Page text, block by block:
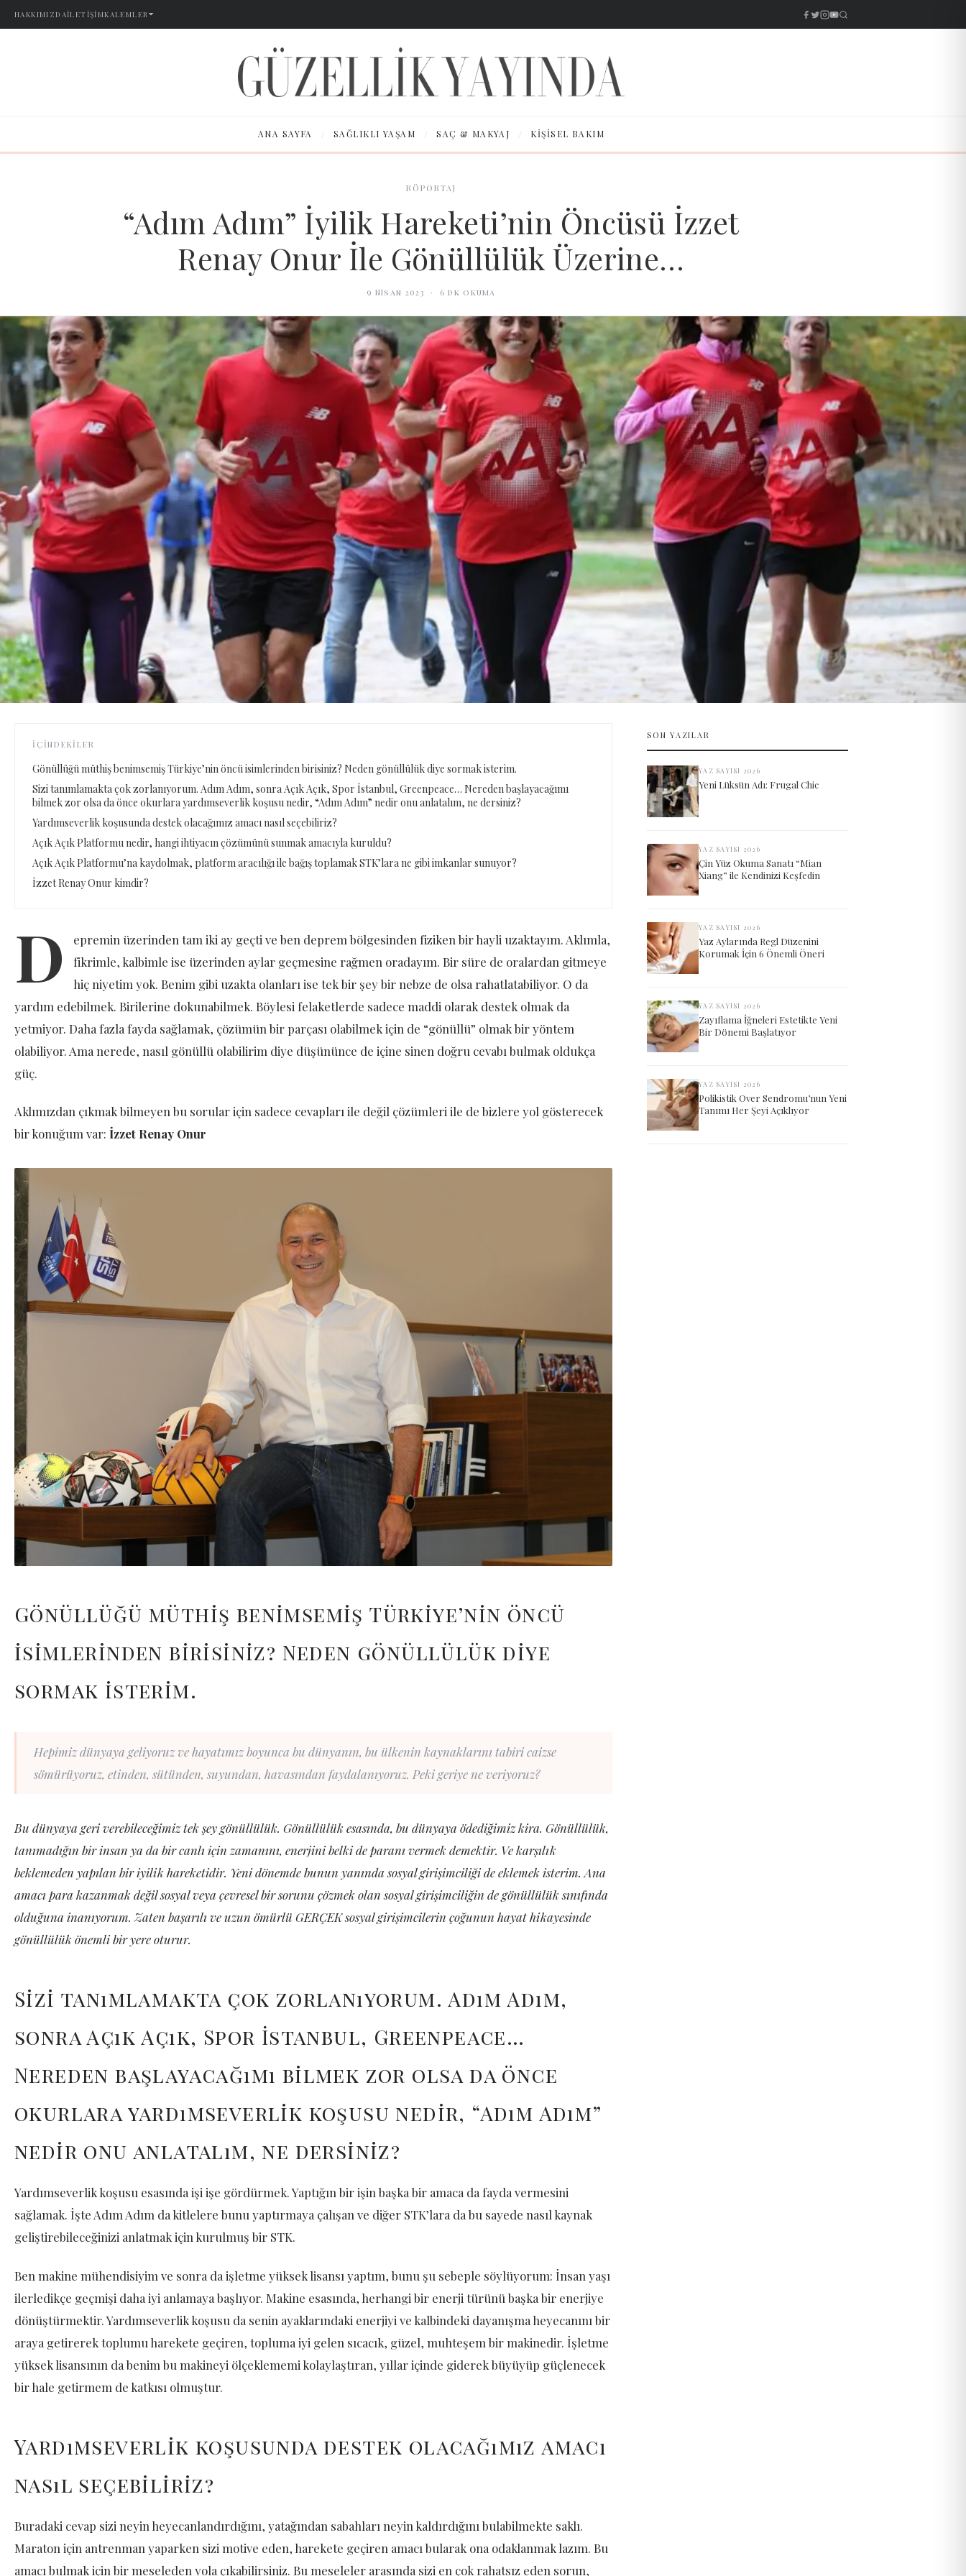
HAKKIMIZDAİLETIŞIMKALEMLER
ANA SAYFA / SAĞLIKLI YAŞAM / SAÇ & MAKYAJ / KIŞISEL BAKIM
RÖPORTAJ
“Adım Adım” İyilik Hareketi’nin Öncüsü İzzet
Renay Onur İle Gönüllülük Üzerine…
9 Nisan 2023 · 6 dk okuma
İÇINDEKILER
Gönüllüğü müthiş benimsemiş Türkiye’nin öncü isimlerinden birisiniz? Neden gönüllülük diye sormak isterim.
Sizi tanımlamakta çok zorlanıyorum. Adım Adım, sonra Açık Açık, Spor İstanbul, Greenpeace… Nereden başlayacağımı
bilmek zor olsa da önce okurlara yardımseverlik koşusu nedir, “Adım Adım” nedir onu anlatalım, ne dersiniz?
Yardımseverlik koşusunda destek olacağımız amacı nasıl seçebiliriz?
Açık Açık Platformu nedir, hangi ihtiyacın çözümünü sunmak amacıyla kuruldu?
Açık Açık Platformu’na kaydolmak, platform aracılığı ile bağış toplamak STK’lara ne gibi imkanlar sunuyor?
İzzet Renay Onur kimdir?
D
epremin üzerinden tam iki ay geçti ve ben deprem bölgesinden fiziken bir hayli uzaktayım. Aklımla,
fikrimle, kalbimle ise üzerinden aylar geçmesine rağmen oradayım. Bir süre de oralardan gitmeye
hiç niyetim yok. Benim gibi uzakta olanları ise tek bir şey bir nebze de olsa rahatlatabiliyor. O da
yardım edebilmek. Birilerine dokunabilmek. Böylesi felaketlerde sadece maddi olarak destek olmak da
yetmiyor. Daha fazla fayda sağlamak, çözümün bir parçası olabilmek için de “gönüllü” olmak bir yöntem
olabiliyor. Ama nerede, nasıl gönüllü olabilirim diye düşününce de içine sinen doğru cevabı bulmak oldukça
güç.
Aklımızdan çıkmak bilmeyen bu sorular için sadece cevapları ile değil çözümleri ile de bizlere yol gösterecek
bir konuğum var: İzzet Renay Onur
Gönüllüğü müthiş benimsemiş Türkiye’nin öncü
isimlerinden birisiniz? Neden gönüllülük diye
sormak isterim.
Hepimiz dünyaya geliyoruz ve hayatımız boyunca bu dünyanın, bu ülkenin kaynaklarını tabiri caizse
sömürüyoruz, etinden, sütünden, suyundan, havasından faydalanıyoruz. Peki geriye ne veriyoruz?
Bu dünyaya geri verebileceğimiz tek şey gönüllülük. Gönüllülük esasında, bu dünyaya ödediğimiz kira. Gönüllülük,
tanımadığın bir insan ya da bir canlı için zamanını, enerjini belki de paranı vermek demektir. Ve karşılık
beklemeden yapılan bir iyilik hareketidir. Yeni dönemde bunun yanında sosyal girişimciliği de eklemek isterim. Ana
amacı para kazanmak değil sosyal veya çevresel bir sorunu çözmek olan sosyal girişimciliğin de gönüllülük sınıfında
olduğuna inanıyorum. Zaten başarılı ve uzun ömürlü GERÇEK sosyal girişimcilerin çoğunun hayat hikayesinde
gönüllülük önemli bir yere oturur.
Sizi tanımlamakta çok zorlanıyorum. Adım Adım,
sonra Açık Açık, Spor İstanbul, Greenpeace…
Nereden başlayacağımı bilmek zor olsa da önce
okurlara yardımseverlik koşusu nedir, “Adım Adım”
nedir onu anlatalım, ne dersiniz?
Yardımseverlik koşusu esasında işi işe gördürmek. Yaptığın bir işin başka bir amaca da fayda vermesini
sağlamak. İşte Adım Adım da kitlelere bunu yaptırmaya çalışan ve diğer STK’lara da bu sayede nasıl kaynak
geliştirebileceğinizi anlatmak için kurulmuş bir STK.
Ben makine mühendisiyim ve sonra da işletme yüksek lisansı yaptım, bunu şu sebeple söylüyorum: İnsan yaşı
ilerledikçe geçmişi daha iyi anlamaya başlıyor. Makine esasında, herhangi bir enerji türünü başka bir enerjiye
dönüştürmektir. Yardımseverlik koşusu da senin ayaklarındaki enerjiyi ve kalbindeki dayanışma heyecanını bir
araya getirerek toplumu harekete geçiren, topluma iyi gelen sıcacık, güzel, muhteşem bir makinedir. İşletme
yüksek lisansının da benim bu makineyi ölçeklememi kolaylaştıran, yıllar içinde giderek büyüyüp güçlenecek
bir hale getirmem de katkısı olmuştur.
Yardımseverlik koşusunda destek olacağımız amacı
nasıl seçebiliriz?
Buradaki cevap sizi neyin heyecanlandırdığını, yatağından sabahları neyin kaldırdığını bulabilmekte saklı.
Maraton için antrenman yaparken sizi motive eden, harekete geçiren amacı bularak ona odaklanmak lazım. Bu
amacı bulmak için bir meseleden yola çıkabilirsiniz. Bu meseleler arasında sizi en çok rahatsız eden sorun,
SON YAZILAR
YAZ SAYISI 2026
Yeni Lüksün Adı: Frugal Chic
YAZ SAYISI 2026
Çin Yüz Okuma Sanatı “Mian
Xiang” ile Kendinizi Keşfedin
YAZ SAYISI 2026
Yaz Aylarında Regl Düzenini
Korumak İçin 6 Önemli Öneri
YAZ SAYISI 2026
Zayıflama İğneleri Estetikte Yeni
Bir Dönemi Başlatıyor
YAZ SAYISI 2026
Polikistik Over Sendromu’nun Yeni
Tanımı Her Şeyi Açıklıyor